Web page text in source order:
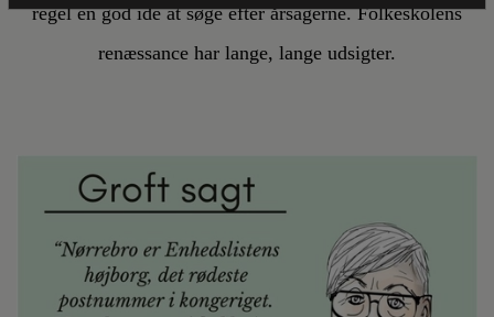
regel en god idé at søge efter årsagerne. Folkeskolens
renæssance har lange, lange udsigter.